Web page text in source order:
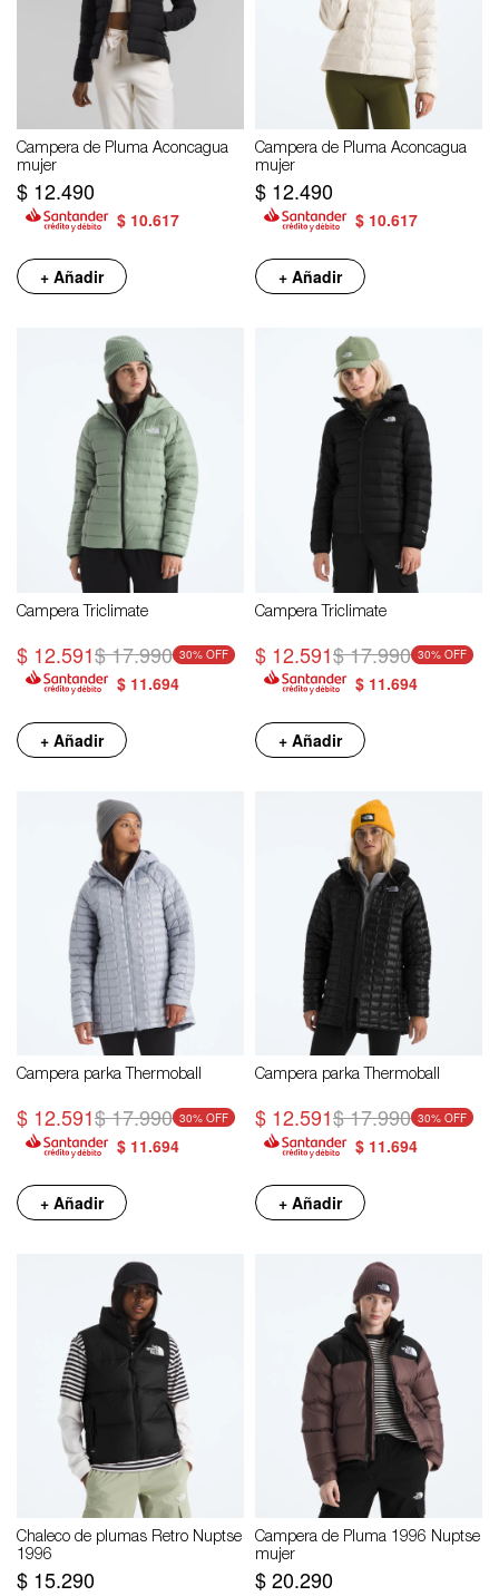
Campera de Pluma Aconcagua
mujer
$ 12.490
$ 10.617
+ Añadir
Campera de Pluma Aconcagua
mujer
$ 12.490
$ 10.617
+ Añadir
Campera Triclimate
$ 12.591$17.990 30
$ 11.694
+ Añadir
Campera Triclimate
$ 12.591$17.990 30
$ 11.694
+ Añadir
Campera parka Thermoball
$ 12.591$17.990 30
$ 11.694
+ Añadir
Campera parka Thermoball
$ 12.591$17.990 30
$ 11.694
+ Añadir
Chaleco de plumas Retro Nuptse
1996
$ 15.290
Campera de Pluma 1996 Nuptse
mujer
$20.290